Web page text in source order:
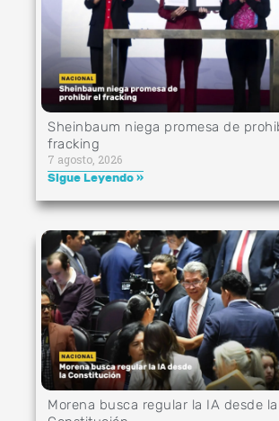
Sheinbaum niega promesa de
fracking
7 agosto, 2026
Sigue Leyendo »
Morena busca regular la IA desde la